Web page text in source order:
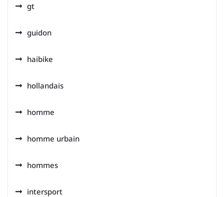
gt
guidon
haibike
hollandais
homme
homme urbain
hommes
intersport